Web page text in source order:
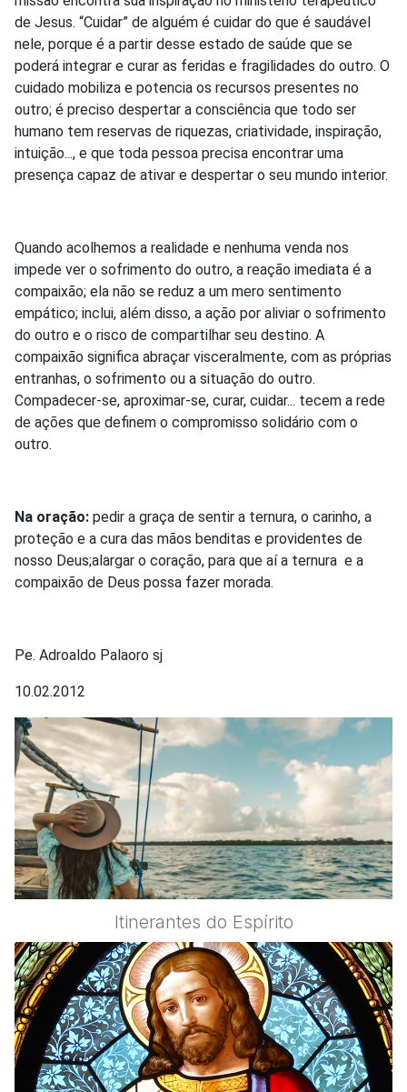
de Jesus. “Cuidar” de alguém é cuidar do que é saudável
nele, porque é a partir desse estado de saúde que se
poderá integrar e curar as feridas e fragilidades do outro. O
cuidado mobiliza e potencia os recursos presentes no
outro; é preciso despertar a consciência que todo ser
humano tem reservas de riquezas, criatividade, inspiração,
intuição..., e que toda pessoa precisa encontrar uma
presença capaz de ativar e despertar o seu mundo interior.
Quando acolhemos a realidade e nenhuma venda nos
impede ver o sofrimento do outro, a reação imediata é a
compaixão; ela não se reduz a um mero sentimento
empático; inclui, além disso, a ação por aliviar o sofrimento
do outro e o risco de compartilhar seu destino. A
compaixão significa abraçar visceralmente, com as próprias
entranhas, o sofrimento ou a situação do outro.
Compadecer-se, aproximar-se, curar, cuidar... tecem a rede
de ações que definem o compromisso solidário com o
outro.
Na oração: pedir a graça de sentir a ternura, o carinho, a
proteção e a cura das mãos benditas e providentes de
nosso Deus;alargar o coração, para que aí a ternura e a
compaixão de Deus possa fazer morada.
Pe. Adroaldo Palaoro sj
10.02.2012
Itinerantes do Espírito